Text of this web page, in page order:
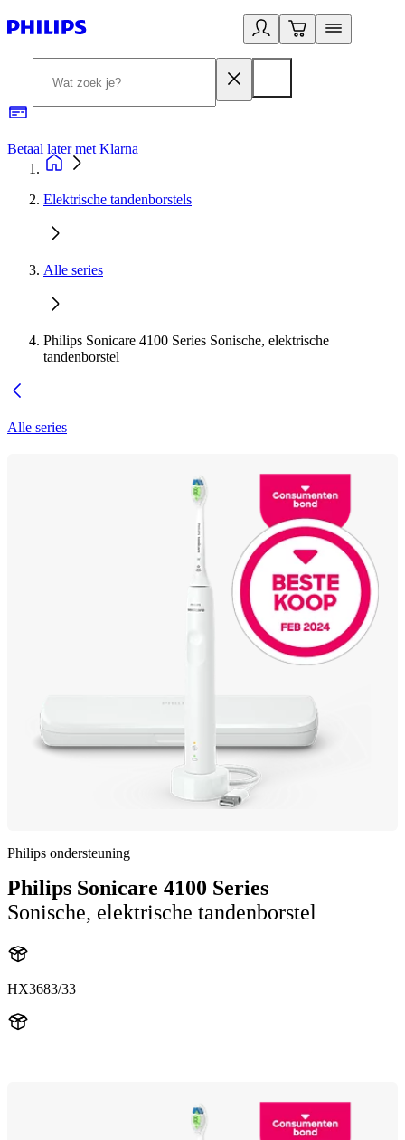
Betaal later met Klarna
Elektrische tandenborstels
Alle series
Philips Sonicare 4100 Series Sonische, elektrische
tandenborstel
Alle series
Philips ondersteuning
Philips Sonicare 4100 Series
Sonische, elektrische tandenborstel
HX3683/33